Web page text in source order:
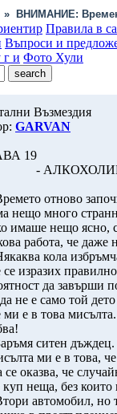
» ВНИМАНИЕ:
Правила в
Въпроси и
г и Фото Хули
Възмездия
GARVAN
19
отново
нещо много
имаше нещо ясно,
работа, че даже
кола
изразих
да завърши
не е само той
е в това
ситен дъждец.
ми е в това,
се оказва, че
неща, без
автомобил, но